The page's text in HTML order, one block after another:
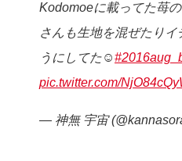
Kodomoeに載ってた苺
さんも生地を混ぜたり
うにしてた☺️
pic.twitter.com/
— 神無 宇宙